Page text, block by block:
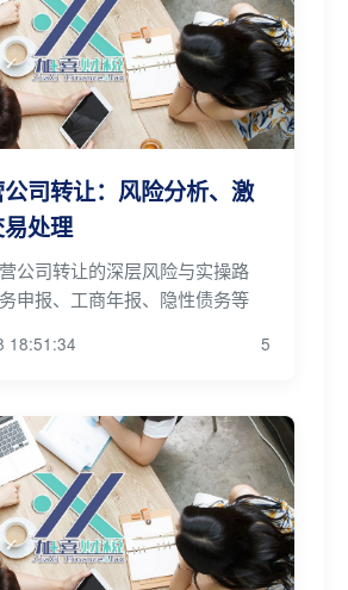
司转让：风险分析、激
处理
公司转让的深层风险与实操路
申报、工商年报、隐性债务等
18:51:34 5